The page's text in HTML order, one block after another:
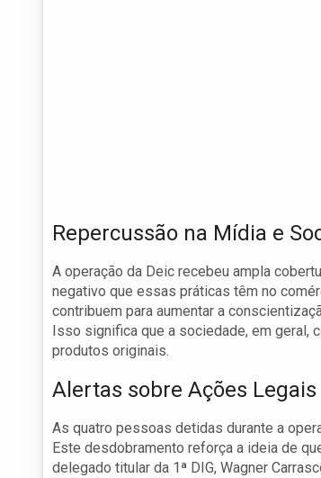
Repercussão na Mídia e
A operação da Deic recebeu ampla
negativo que essas práticas têm no
contribuem para aumentar a
Isso significa que a sociedade, em geral,
produtos originais.
Alertas sobre Ações Legais
As quatro pessoas detidas durante a
Este desdobramento reforça a ideia de
delegado titular da 1ª DIG, Wagner